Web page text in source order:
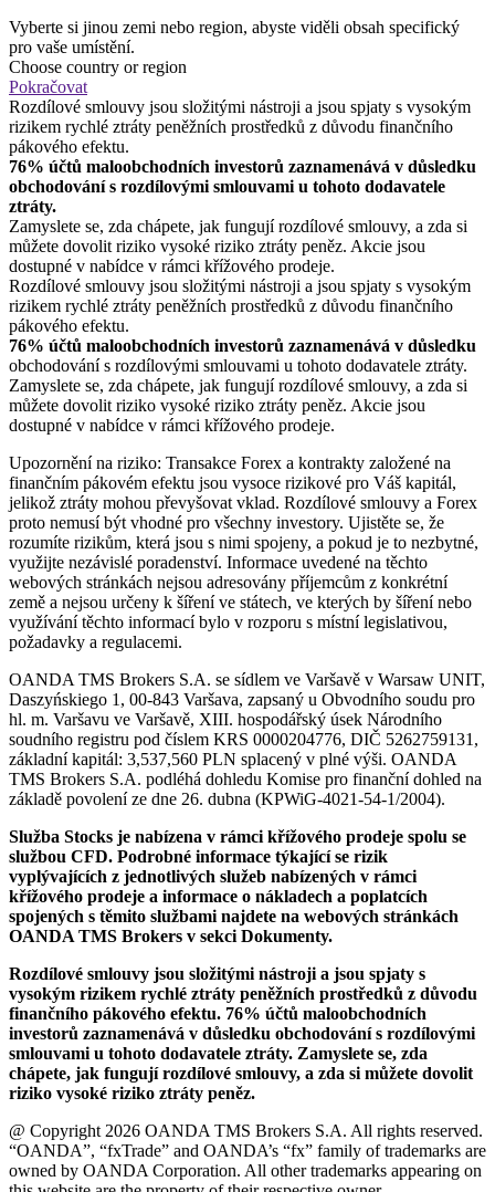
Vyberte si jinou zemi nebo region, abyste viděli obsah specifický
pro vaše umístění.
Choose country or region
Pokračovat
Rozdílové smlouvy jsou složitými nástroji a jsou spjaty s vysokým
rizikem rychlé ztráty peněžních prostředků z důvodu finančního
pákového efektu.
76% účtů maloobchodních investorů zaznamenává v důsledku
obchodování s rozdílovými smlouvami u tohoto dodavatele
ztráty.
Zamyslete se, zda chápete, jak fungují rozdílové smlouvy, a zda si
můžete dovolit riziko vysoké riziko ztráty peněz. Akcie jsou
dostupné v nabídce v rámci křížového prodeje.
Rozdílové smlouvy jsou složitými nástroji a jsou spjaty s vysokým
rizikem rychlé ztráty peněžních prostředků z důvodu finančního
pákového efektu.
76% účtů maloobchodních investorů zaznamenává v důsledku
obchodování s rozdílovými smlouvami u tohoto dodavatele ztráty.
Zamyslete se, zda chápete, jak fungují rozdílové smlouvy, a zda si
můžete dovolit riziko vysoké riziko ztráty peněz. Akcie jsou
dostupné v nabídce v rámci křížového prodeje.
Upozornění na riziko: Transakce Forex a kontrakty založené na
finančním pákovém efektu jsou vysoce rizikové pro Váš kapitál,
jelikož ztráty mohou převyšovat vklad. Rozdílové smlouvy a Forex
proto nemusí být vhodné pro všechny investory. Ujistěte se, že
rozumíte rizikům, která jsou s nimi spojeny, a pokud je to nezbytné,
využijte nezávislé poradenství. Informace uvedené na těchto
webových stránkách nejsou adresovány příjemcům z konkrétní
země a nejsou určeny k šíření ve státech, ve kterých by šíření nebo
využívání těchto informací bylo v rozporu s místní legislativou,
požadavky a regulacemi.
OANDA TMS Brokers S.A. se sídlem ve Varšavě v Warsaw UNIT,
Daszyńskiego 1, 00-843 Varšava, zapsaný u Obvodního soudu pro
hl. m. Varšavu ve Varšavě, XIII. hospodářský úsek Národního
soudního registru pod číslem KRS 0000204776, DIČ 5262759131,
základní kapitál: 3,537,560 PLN splacený v plné výši. OANDA
TMS Brokers S.A. podléhá dohledu Komise pro finanční dohled na
základě povolení ze dne 26. dubna (KPWiG-4021-54-1/2004).
Služba Stocks je nabízena v rámci křížového prodeje spolu se
službou CFD. Podrobné informace týkající se rizik
vyplývajících z jednotlivých služeb nabízených v rámci
křížového prodeje a informace o nákladech a poplatcích
spojených s těmito službami najdete na webových stránkách
OANDA TMS Brokers v sekci Dokumenty.
Rozdílové smlouvy jsou složitými nástroji a jsou spjaty s
vysokým rizikem rychlé ztráty peněžních prostředků z důvodu
finančního pákového efektu. 76% účtů maloobchodních
investorů zaznamenává v důsledku obchodování s rozdílovými
smlouvami u tohoto dodavatele ztráty. Zamyslete se, zda
chápete, jak fungují rozdílové smlouvy, a zda si můžete dovolit
riziko vysoké riziko ztráty peněz.
@ Copyright 2026 OANDA TMS Brokers S.A. All rights reserved.
“OANDA”, “fxTrade” and OANDA’s “fx” family of trademarks are
owned by OANDA Corporation. All other trademarks appearing on